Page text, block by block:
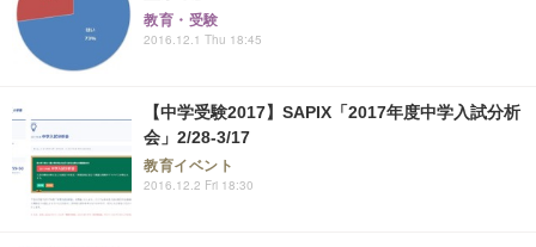
教育・受験
2016.12.1 Thu 18:45
【中学受験2017】SAPIX「2017年度中学入試分析
会」2/28-3/17
教育イベント
2016.12.2 Fri 18:30